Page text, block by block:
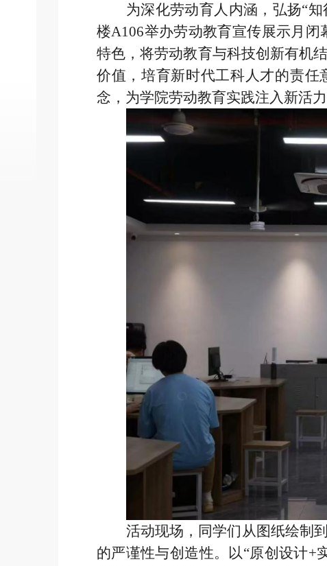
为深化劳动育人内涵，弘扬“
楼A106举办劳动教育宣传展示月闭
特色，将劳动教育与科技创新有机
价值，培育新时代工科人才的责任
念，为学院劳动教育实践注入新活力
活动现场，同学们从图纸绘制
的严谨性与创造性。以“原创设计+